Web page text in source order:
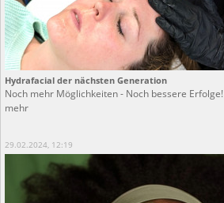
Hydrafacial der nächsten Generation
Noch mehr Möglichkeiten - Noch bessere Erfolge!
mehr
29.02.2024, 12:19